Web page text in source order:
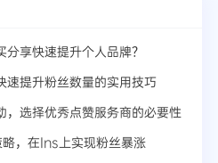
享快速提升个人品牌？
提升粉丝数量的实用技巧
选择优秀点赞服务商的必要性
，在Ins上实现粉丝暴涨